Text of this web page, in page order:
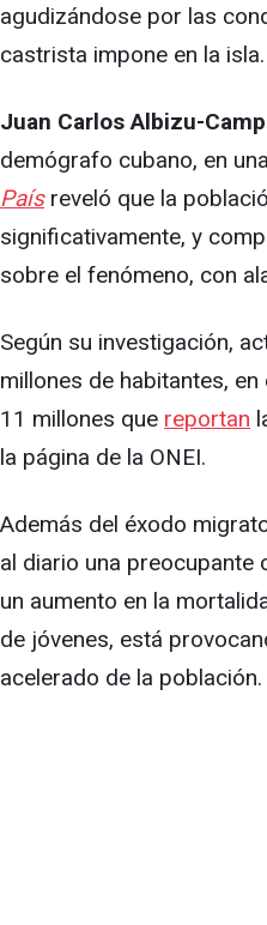
agudizándose por las
castrista impone en la isla.
Juan Carlos Albizu-
demógrafo cubano, en
Paísreveló que la
significativamente, y
sobre el fenómeno, con
Según su investigación,
millones de habitantes,
11 millones que reportan
la página de la ONEI.
Además del éxodo
al diario una preocupante
un aumento en la
de jóvenes, está
acelerado de la población.